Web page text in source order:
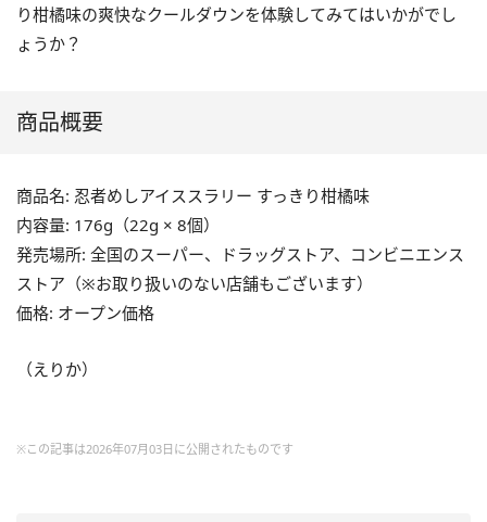
り柑橘味の爽快なクールダウンを体験してみてはいかがでし
ょうか？
商品概要
商品名: 忍者めしアイススラリー すっきり柑橘味
内容量: 176g（22g × 8個）
発売場所: 全国のスーパー、ドラッグストア、コンビニエンス
ストア（※お取り扱いのない店舗もございます）
価格: オープン価格
（えりか）
※この記事は2026年07月03日に公開されたものです